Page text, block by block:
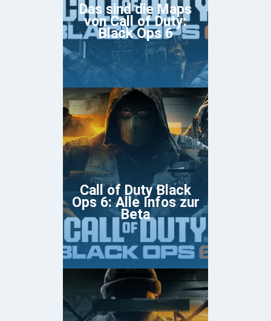
Das sind die Maps
von Call of Duty:
Black Ops 6
Call of Duty Black
Ops 6: Alle Infos zur
Beta